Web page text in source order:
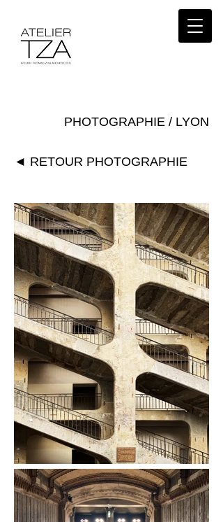
PHOTOGRAPHIE / LYON
◄ RETOUR PHOTOGRAPHIE